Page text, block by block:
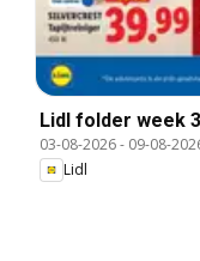
Lidl folder week
03-08-2026- 09-08-
Lidl